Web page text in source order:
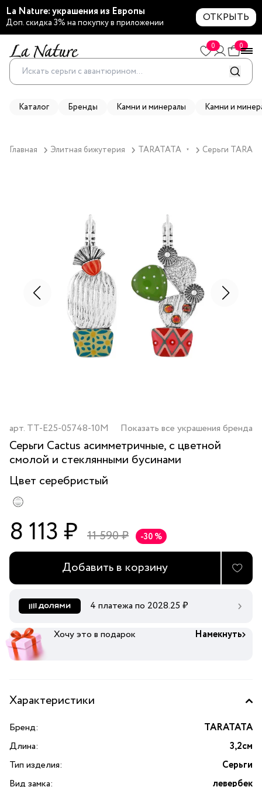
La Nature: украшения из Европы
Доп. скидка 3% на покупку в приложении ОТКРЫТЬ
0 0
Каталог Бренды Камни и минералы Камни и
Главная Элитная бижутерия TARATATA ▼ Серьги
арт. TT-E25-05748-10M Показать все украшения бренда
Серьги Cactus асимметричные, с цветной
смолой и стеклянными бусинами
Цвет серебристый
8 113 ₽ 11 590 ₽ -30 %
Добавить в корзину
4 платежа по 2028.25 ₽
Хочу это в подарок Намекнуть
Характеристики
Бренд:
TARATATA
Длина:
3,2см
Тип изделия:
Серьги
Вид замка:
левербек